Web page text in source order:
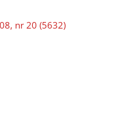
nr 20 (5632)